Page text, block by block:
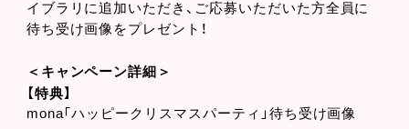
イブラリに追加いただき、ご応募いただいた方全員に
待ち受け画像をプレゼント！
＜キャンペーン詳細＞
【特典】
mona「ハッピークリスマスパーティ」待ち受け画像